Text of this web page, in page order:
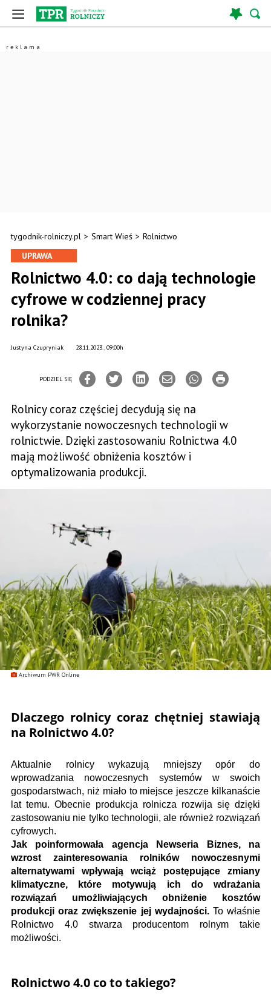
tygodnik-rolniczy.pl > Smart Wieś > Rolnictwo
Archiwum PWR Online
UPRAWA
Rolnictwo 4.0: co dają technologie
cyfrowe w codziennej pracy
rolnika?
28.11.2023., 09:00h
Justyna Czupryniak
PODZIEL SIĘ
Rolnicy coraz częściej decydują się na
wykorzystanie nowoczesnych technologii w
rolnictwie. Dzięki zastosowaniu Rolnictwa 4.0
mają możliwość obniżenia kosztów i
optymalizowania produkcji.
Dlaczego rolnicy coraz chętniej stawiają
na Rolnictwo 4.0?
Aktualnie rolnicy wykazują mniejszy opór do
wprowadzania nowoczesnych systemów w swoich
gospodarstwach, niż miało to miejsce jeszcze kilkanaście
lat temu. Obecnie produkcja rolnicza rozwija się dzięki
zastosowaniu nie tylko technologii, ale również rozwiązań
cyfrowych.
Jak poinformowała agencja Newseria Biznes, na
wzrost zainteresowania rolników nowoczesnymi
alternatywami wpływają wciąż postępujące zmiany
klimatyczne, które motywują ich do wdrażania
rozwiązań umożliwiających obniżenie kosztów
produkcji oraz zwiększenie jej wydajności.To właśnie
Rolnictwo 4.0 stwarza producentom rolnym takie
możliwości.
Rolnictwo 4.0 co to takiego?